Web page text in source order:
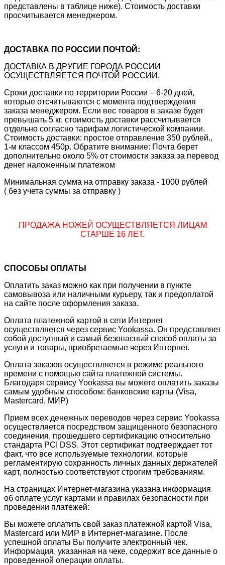
представлены в таблице ниже). Стоимость доставки
просчитывается менеджером.
ДОСТАВКА ПО РОССИИ ПОЧТОЙ:
ДОСТАВКА В ДРУГИЕ ГОРОДА РОССИИ
ОСУЩЕСТВЛЯЕТСЯ ПОЧТОЙ РОССИИ.
Сроки доставки по территории России – 6-20 дней,
которые отсчитываются с момента подтверждения
заказа менеджером. Если вес товаров в заказе будет
превышать 5 кг, стоимость доставки рассчитывается
отдельно согласно тарифам логистической компании.
Стоимость доставки: простое отправление 350 рублей.,
1-м классом 450р. Обратите внимание: Почта берет
дополнительно около 5% от стоимости заказа за перевод
денег наложенным платежом
Минимальная сумма на отправку заказа - 1000 рублей
( без учета суммы за отправку )
ПРОДАЖА НОЖЕЙ ОСУЩЕСТВЛЯЕТСЯ ЛИЦАМ
СТАРШЕ 16 ЛЕТ.
СПОСОБЫ ОПЛАТЫ
Оплатить заказ можно как при получении в пункте
самовывоза или наличными курьеру, так и предоплатой
на сайте после оформления заказа.
Оплата платежной картой в сети Интернет
осуществляется через сервис Yookassa. Он представляет
собой доступный и самый безопасный способ оплаты за
услуги и товары, приобретаемые через Интернет.
Оплата заказов осуществляется в режиме реального
времени с помощью сайта платежной системы.
Благодаря сервису Yookassa вы можете оплатить заказы
самым удобным способом: банковские карты (Visa,
Mastercard, МИР)
Прием всех денежных переводов через сервис Yookassa
осуществляется посредством защищенного безопасного
соединения, прошедшего сертификацию относительно
стандарта PCI DSS. Этот сертификат подтверждает тот
факт, что все используемые технологии, которые
регламентирую сохранность личных данных держателей
карт, полностью соответствуют строгим требованиям.
На страницах Интернет-магазина указана информация
об оплате услуг картами и правилах безопасности при
проведении платежей:
Вы можете оплатить свой заказ платежной картой Visa,
Mastercard или МИР в Интернет-магазине. После
успешной оплаты Вы получите электронный чек.
Информация, указанная на чеке, содержит все данные о
проведенной операции оплаты.